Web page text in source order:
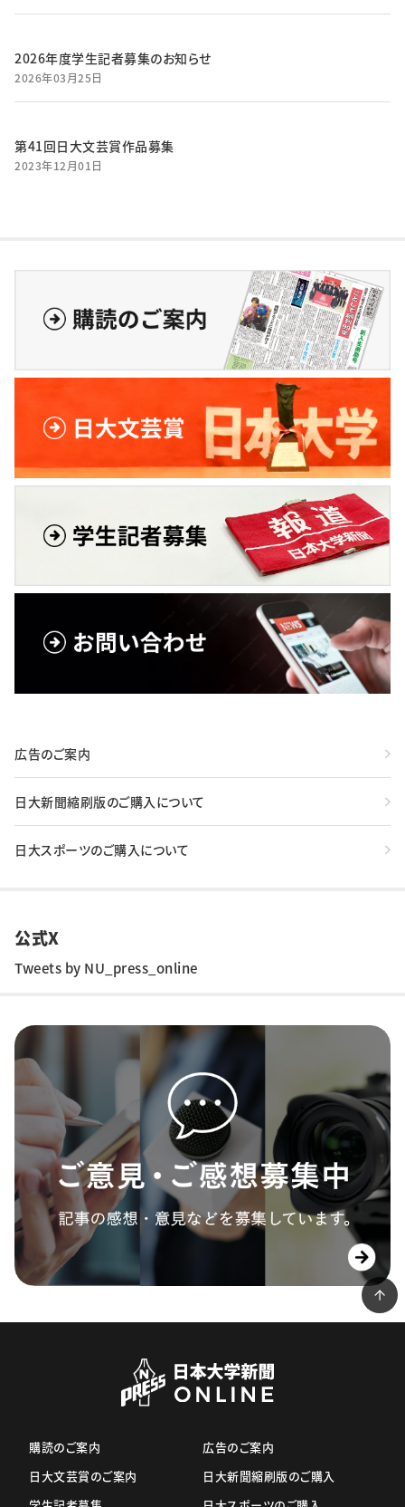
2026年度学生記者募集のお知らせ
2026年03月25日
第41回日大文芸賞作品募集
2023年12月01日
広告のご案内
日大新聞縮刷版のご購入について
日大スポーツのご購入について
公式X
Tweets by NU_press_online
購読のご案内
日大文芸賞のご案内
広告のご案内
日大新聞縮刷版のご購入